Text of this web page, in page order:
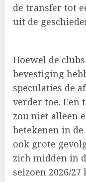
de transfer tot
uit de
Hoewel de
bevestiging
speculaties de
verder toe. Een
zou niet alleen
betekenen in
ook grote
zich midden in
seizoen 2026/27